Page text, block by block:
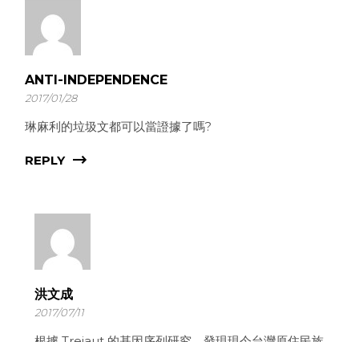
ANTI-INDEPENDENCE
2017/01/28
琳麻利的垃圾文都可以當證據了嗎?
REPLY
洪文成
2017/07/11